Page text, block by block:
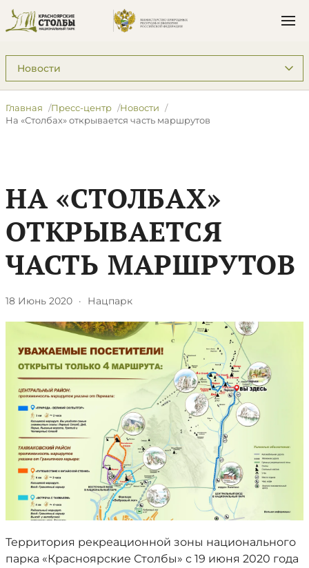
Подразделы: Пресс-центр
Главная Пресс-центр
Новости
​На «Столбах» открывается часть маршрутов
​НА «СТОЛБАХ»
ОТКРЫВАЕТСЯ
ЧАСТЬ МАРШРУТОВ
18 Июнь 2020 · Нацпарк
Территория рекреационной зоны национального
парка «Красноярские Столбы» с 19 июня 2020 года